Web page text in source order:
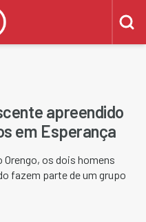
apreendido
em Esperança
Orengo, os dois homens
fazem parte de um grupo